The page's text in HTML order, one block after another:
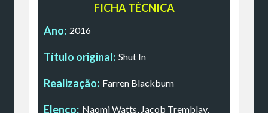
FICHA TÉCNICA
Ano: 2016
Título original: Shut In
Realização: Farren Blackburn
Elenco: Naomi Watts, Jacob Tremblay,